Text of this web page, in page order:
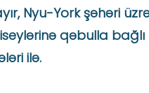
Nyu-York şəhəri
qəbulla bağlı
ilə.